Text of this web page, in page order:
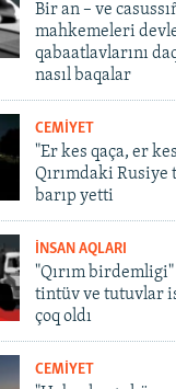
Bir an – ve
mahkemeleri
qabaatlavlarını
nasıl baqalar
CEMİYET
"Er kes qaça, er
Qırımdaki
barıp yetti
İNSAN AQLARI
"Qırım
tintüv ve tutuvlar
çoq oldı
CEMİYET